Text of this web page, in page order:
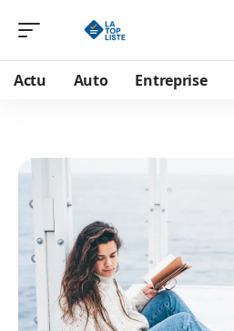
Actu Auto Entreprise